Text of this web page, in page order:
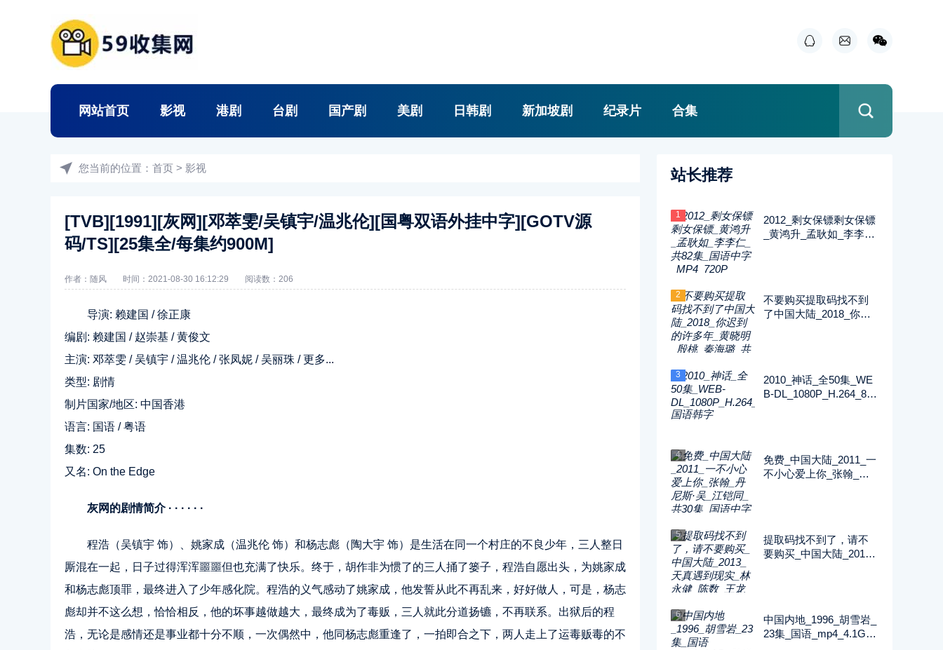
网站首页 影视 港剧 台剧 国产剧 美剧 日韩剧 新加坡剧 纪录片 合集
您当前的位置： 首页 > 影视
[TVB][1991][灰网][邓萃雯/吴镇宇/温兆伦][国粤双语外挂中字][GOTV源
码/TS][25集全/每集约900M]
作者：随风 时间：2021-08-30 16:12:29 阅读数： 206
导演: 赖建国 / 徐正康
编剧: 赖建国 / 赵崇基 / 黄俊文
主演: 邓萃雯 / 吴镇宇 / 温兆伦 / 张凤妮 / 吴丽珠 / 更多...
类型: 剧情
制片国家/地区: 中国香港
语言: 国语 / 粤语
集数: 25
又名: On the Edge
灰网的剧情简介 · · · · · ·
程浩（吴镇宇 饰）、姚家成（温兆伦 饰）和杨志彪（陶大宇 饰）是生活在同一个村庄的不良少年，三人整日
厮混在一起，日子过得浑浑噩噩但也充满了快乐。终于，胡作非为惯了的三人捅了篓子，程浩自愿出头，为姚家成
和杨志彪顶罪，最终进入了少年感化院。程浩的义气感动了姚家成，他发誓从此不再乱来，好好做人，可是，杨志
彪却并不这么想，恰恰相反，他的坏事越做越大，最终成为了毒贩，三人就此分道扬镳，不再联系。出狱后的程
浩，无论是感情还是事业都十分不顺，一次偶然中，他同杨志彪重逢了，一拍即合之下，两人走上了运毒贩毒的不
站长推荐
1
2012_剩女保镖剩女保镖
_黄鸿升_孟耿如_李李仁
2
不要购买提取码找不到
了中国大陆_2018_你迟
3
2010_神话_全50集_WE
B-DL_1080P_H.264_89.
4
免费_中国大陆_2011_一
不小心爱上你_张翰_丹
5
提取码找不到了，请不
要购买_中国大陆_2013_
6
中国内地_1996_胡雪岩_
23集_国语_mp4_4.1G_